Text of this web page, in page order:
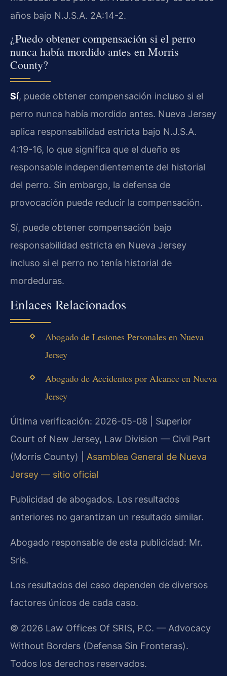
años bajo N.J.S.A. 2A:14-2.
¿Puedo obtener compensación si el perro
nunca había mordido antes en Morris
County?
Sí, puede obtener compensación incluso si el
perro nunca había mordido antes. Nueva Jersey
aplica responsabilidad estricta bajo N.J.S.A.
4:19-16, lo que significa que el dueño es
responsable independientemente del historial
del perro. Sin embargo, la defensa de
provocación puede reducir la compensación.
Sí, puede obtener compensación bajo
responsabilidad estricta en Nueva Jersey
incluso si el perro no tenía historial de
mordeduras.
Enlaces Relacionados
Abogado de Lesiones Personales en Nueva
Jersey
Abogado de Accidentes por Alcance en Nueva
Jersey
Última verificación: 2026-05-08 | Superior
Court of New Jersey, Law Division — Civil Part
(Morris County) | Asamblea General de Nueva
Jersey — sitio oficial
Publicidad de abogados. Los resultados
anteriores no garantizan un resultado similar.
Abogado responsable de esta publicidad: Mr.
Sris.
Los resultados del caso dependen de diversos
factores únicos de cada caso.
© 2026 Law Offices Of SRIS, P.C. — Advocacy
Without Borders (Defensa Sin Fronteras).
Todos los derechos reservados.